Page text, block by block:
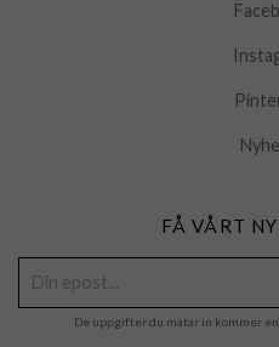
FÅ VÅRT
De uppgifter du matar in kommer